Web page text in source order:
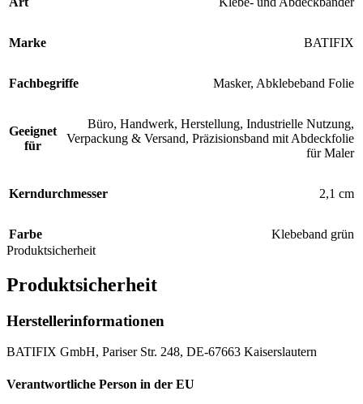
Marke BATIFIX
Fachbegriffe Masker, Abklebeband Folie
Geeignet
für
Büro, Handwerk, Herstellung, Industrielle Nutzung,
Verpackung & Versand, Präzisionsband mit Abdeckfolie
für Maler
Kerndurchmesser 2,1 cm
Farbe
Klebeband grün
Produktsicherheit
Produktsicherheit
Herstellerinformationen
BATIFIX GmbH, Pariser Str. 248, DE-67663 Kaiserslautern
Verantwortliche Person in der EU